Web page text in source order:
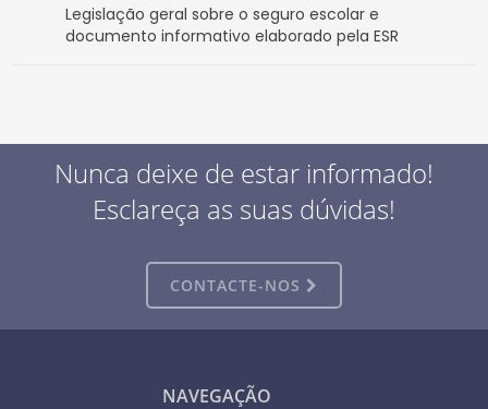
Legislação geral sobre o seguro escolar e
documento informativo elaborado pela ESR
Nunca deixe de estar informado!
Esclareça as suas dúvidas!
CONTACTE-NOS
NAVEGAÇÃO